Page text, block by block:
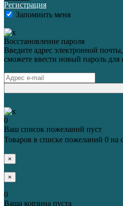
Регистрация
Запомнить меня
Восстановление пароля
Введите адрес электронной
сможете ввести новый пароль для
0
Ваш список пожеланий пуст
Товаров в списке пожеланий 0 на
×
×
0
Ваша корзина пуста